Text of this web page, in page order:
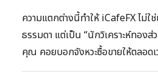
ความแตกต่างนี้ทำให้ iCafeFX ไม่ใ
ธรรมดา แต่เป็น “นักวิเคราะห์ทอง
คุณ คอยบอกจังหวะซื้อขายให้ตลอดเ